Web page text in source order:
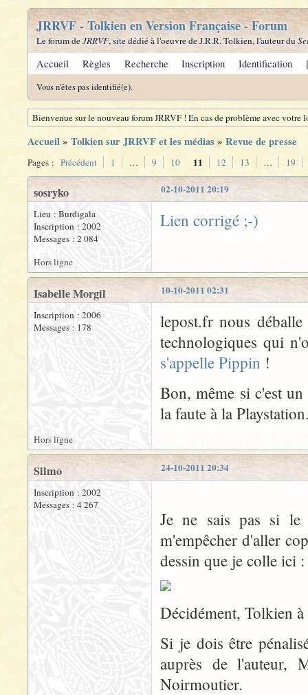
JRRVF - Tolkien en Version Française - Forum
Le forum deJRRVF, site dédié à l'oeuvre de J.R.R. Tolkien, l'auteur du
Accueil Règles Recherche Inscription Identification
Vous n'êtes pas identifié(e).
Bienvenue sur le nouveau forum JRRVF ! En cas de problème avec
Accueil» Tolkien sur JRRVF et les médias» Revue de presse
Pages : Précédent 1 … 9 10 11 12 13 … 19
02-10-2011 20:19
sosryko
Lieu : Burdigala
Inscription : 2002
Messages : 2 084
Lien corrigé ;-)
Hors ligne
10-10-2011 02:31
Isabelle Morgil
Inscription : 2006
Messages : 178
lepost.fr nous
technologiques qui
s'appelle Pippin !
Bon, même si c'est
la faute à la
Hors ligne
24-10-2011 20:34
Silmo
Inscription : 2002
Messages : 4 267
Je ne sais pas si le
m'empêcher d'aller
dessin que je colle ici :
Décidément, Tolkien
Si je dois être
auprès de l'auteur,
Noirmoutier.